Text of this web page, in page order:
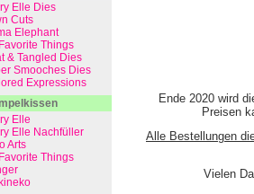
Ende 2020 wird
Preisen
Alle Bestellungen
Vielen
Elle Dies
Cuts
Elephant
Things
& Tangled Dies
Smooches Dies
Expressions
Elle
Elle Nachfüller
Arts
Things